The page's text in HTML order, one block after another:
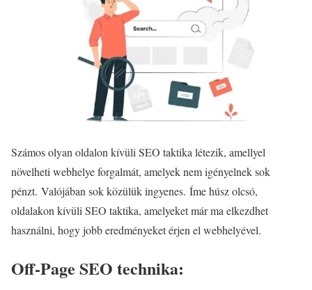
Számos olyan oldalon kívüli SEO taktika létezik, amellyel
növelheti webhelye forgalmát, amelyek nem igényelnek sok
pénzt. Valójában sok közülük ingyenes. Íme húsz olcsó,
oldalakon kívüli SEO taktika, amelyeket már ma elkezdhet
használni, hogy jobb eredményeket érjen el webhelyével.
Off-Page SEO technika: